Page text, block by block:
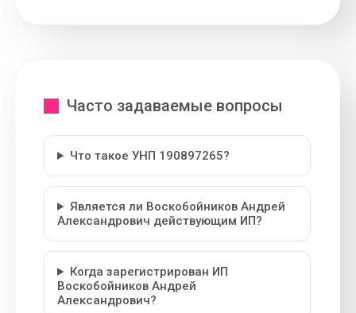
Часто задаваемые вопросы
Что такое УНП 190897265?
Является ли Воскобойников Андрей
Александрович действующим ИП?
Когда зарегистрирован ИП
Воскобойников Андрей
Александрович?